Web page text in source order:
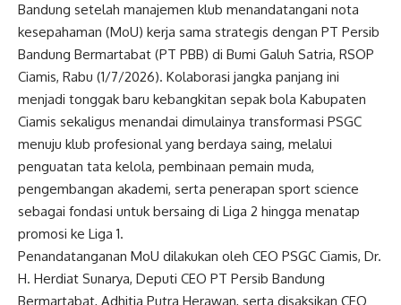
Bandung setelah manajemen klub menandatangani nota
kesepahaman (MoU) kerja sama strategis dengan PT Persib
Bandung Bermartabat (PT PBB) di Bumi Galuh Satria, RSOP
Ciamis, Rabu (1/7/2026). Kolaborasi jangka panjang ini
menjadi tonggak baru kebangkitan sepak bola Kabupaten
Ciamis sekaligus menandai dimulainya transformasi PSGC
menuju klub profesional yang berdaya saing, melalui
penguatan tata kelola, pembinaan pemain muda,
pengembangan akademi, serta penerapan sport science
sebagai fondasi untuk bersaing di Liga 2 hingga menatap
promosi ke Liga 1.
Penandatanganan MoU dilakukan oleh CEO PSGC Ciamis, Dr.
H. Herdiat Sunarya, Deputi CEO PT Persib Bandung
Bermartabat, Adhitia Putra Herawan, serta disaksikan CEO